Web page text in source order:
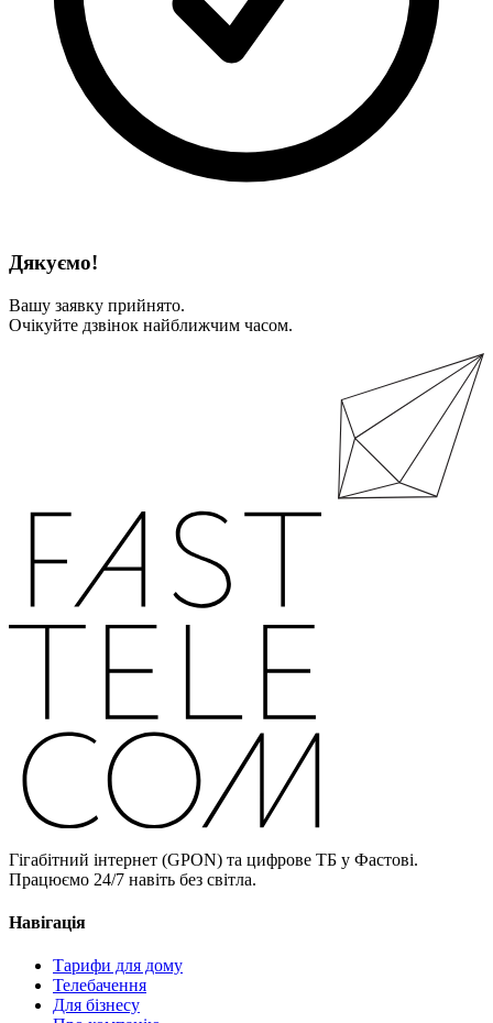
Дякуємо!
Вашу заявку прийнято.
Очікуйте дзвінок найближчим часом.
Гігабітний інтернет (GPON) та цифрове ТБ у Фастові.
Працюємо 24/7 навіть без світла.
Навігація
Тарифи для дому
Телебачення
Для бізнесу